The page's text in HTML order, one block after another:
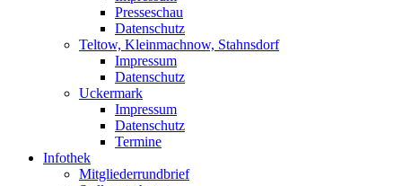
Presseschau
Datenschutz
Teltow, Kleinmachnow, Stahnsdorf
Impressum
Datenschutz
Uckermark
Impressum
Datenschutz
Termine
Infothek
Mitgliederrundbrief